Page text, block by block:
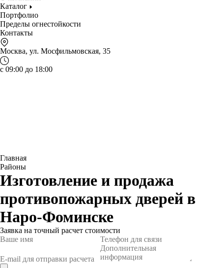
Каталог
Портфолио
Пределы огнестойкости
Контакты
Москва, ул. Мосфильмовская, 35
с 09:00 до 18:00
Главная
Районы
Изготовление и продажа
противопожарных дверей в
Наро-Фоминске
Заявка на точный расчет стоимости